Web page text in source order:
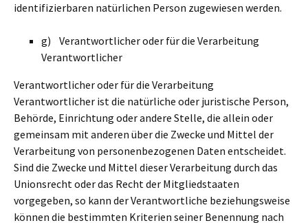
identifizierbaren natürlichen Person zugewiesen werden.
g) Verantwortlicher oder für die Verarbeitung
Verantwortlicher
Verantwortlicher oder für die Verarbeitung
Verantwortlicher ist die natürliche oder juristische Person,
Behörde, Einrichtung oder andere Stelle, die allein oder
gemeinsam mit anderen über die Zwecke und Mittel der
Verarbeitung von personenbezogenen Daten entscheidet.
Sind die Zwecke und Mittel dieser Verarbeitung durch das
Unionsrecht oder das Recht der Mitgliedstaaten
vorgegeben, so kann der Verantwortliche beziehungsweise
können die bestimmten Kriterien seiner Benennung nach